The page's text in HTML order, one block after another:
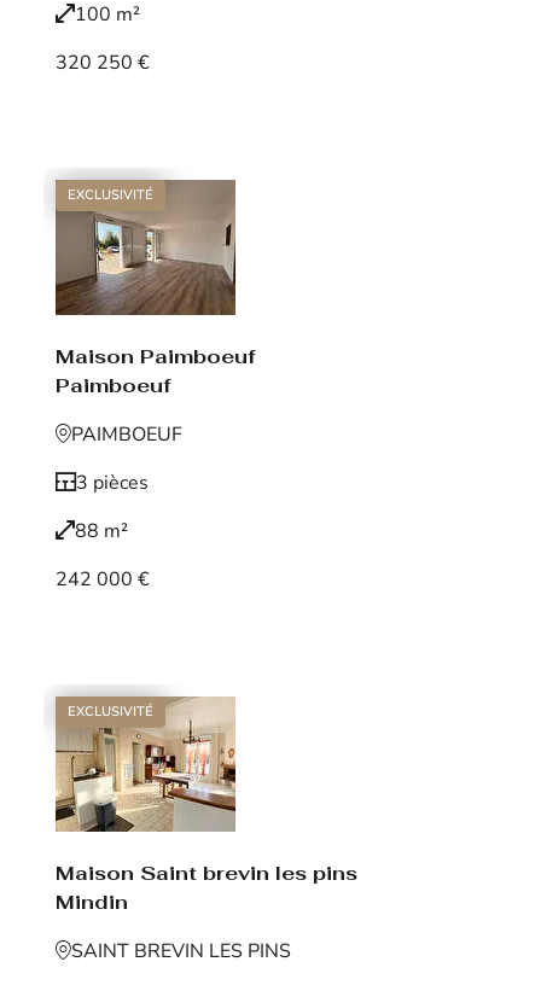
100 m²
320 250 €
EXCLUSIVITÉ
Maison Paimboeuf
Paimboeuf
PAIMBOEUF
3 pièces
88 m²
242 000 €
EXCLUSIVITÉ
Maison Saint brevin les pins
Mindin
SAINT BREVIN LES PINS